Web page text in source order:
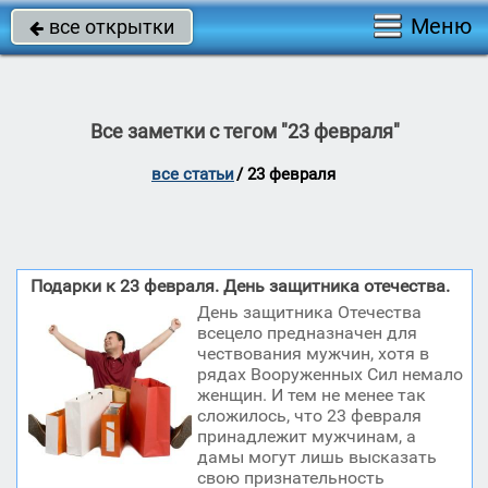
 все открытки Меню
Все заметки с тегом "23 февраля"
все статьи/ 23 февраля
Подарки к 23 февраля. День защитника отечества.
День защитника Отечества
всецело предназначен для
чествования мужчин, хотя в
рядах Вооруженных Сил немало
женщин. И тем не менее так
сложилось, что 23 февраля
принадлежит мужчинам, а
дамы могут лишь высказать
свою признательность